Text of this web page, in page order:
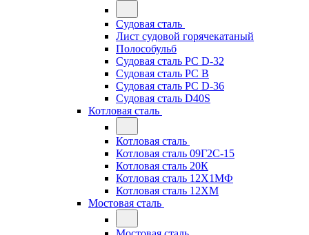
Судовая сталь
Лист судовой горячекатаный
Полособульб
Судовая сталь РС D-32
Судовая сталь РС В
Судовая сталь РС D-36
Судовая сталь D40S
Котловая сталь
Котловая сталь
Котловая сталь 09Г2С-15
Котловая сталь 20К
Котловая сталь 12Х1МФ
Котловая сталь 12ХМ
Мостовая сталь